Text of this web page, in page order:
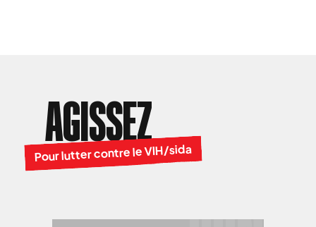
AGISSEZ
Pour lutter contre le VIH/sida